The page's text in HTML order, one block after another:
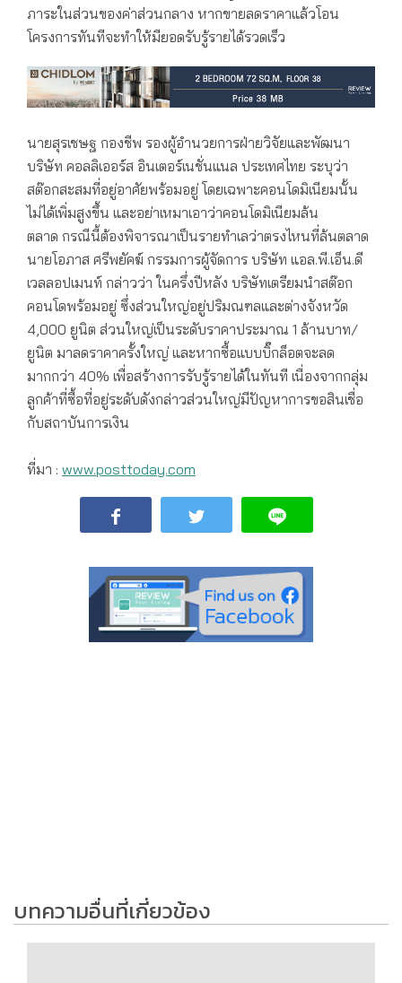
ภาระในส่วนของค่าส่วนกลาง หากขายลดราคาแล้วโอน
โครงการทันทีจะทำให้มียอดรับรู้รายได้รวดเร็ว
นายสุรเชษฐ กองชีพ รองผู้อำนวยการฝ่ายวิจัยและพัฒนา
บริษัท คอลลิเออร์ส อินเตอร์เนชั่นแนล ประเทศไทย ระบุว่า
สต๊อกสะสมที่อยู่อาศัยพร้อมอยู่ โดยเฉพาะคอนโดมิเนียมนั้น
ไม่ได้เพิ่มสูงขึ้น และอย่าเหมาเอาว่าคอนโดมิเนียมล้น
ตลาด กรณีนี้ต้องพิจารณาเป็นรายทำเลว่าตรงไหนที่ล้นตลาด
นายโอภาส ศรีพยัคฆ์ กรรมการผู้จัดการ บริษัท แอล.พี.เอ็น.ดี
เวลลอปเมนท์ กล่าวว่า ในครึ่งปีหลัง บริษัทเตรียมนำสต๊อก
คอนโดพร้อมอยู่ ซึ่งส่วนใหญ่อยู่ปริมณฑลและต่างจังหวัด
4,000 ยูนิต ส่วนใหญ่เป็นระดับราคาประมาณ 1 ล้านบาท/
ยูนิต มาลดราคาครั้งใหญ่ และหากซื้อแบบบิ๊กล็อตจะลด
มากกว่า 40% เพื่อสร้างการรับรู้รายได้ในทันที เนื่องจากกลุ่ม
ลูกค้าที่ซื้อที่อยู่ระดับดังกล่าวส่วนใหญ่มีปัญหาการขอสินเชื่อ
กับสถาบันการเงิน
ที่มา : www.posttoday.com
บทความอื่นที่เกี่ยวข้อง